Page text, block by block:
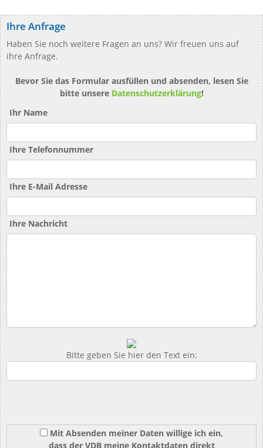
Ihre Anfrage
Haben Sie noch weitere Fragen an uns? Wir freuen uns auf
ihre Anfrage.
Bevor Sie das Formular ausfüllen und absenden, lesen Sie
bitte unsere Datenschutzerklärung!
Ihr Name
Ihre Telefonnummer
Ihre E-Mail Adresse
Ihre Nachricht
Bitte geben Sie hier den Text ein:
Mit Absenden meiner Daten willige ich ein,
dass der VDB meine Kontaktdaten direkt